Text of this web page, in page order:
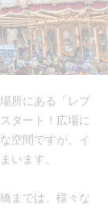
所にある「レプ
タート！広場に
空間ですが、イ
います。
までは、様々な